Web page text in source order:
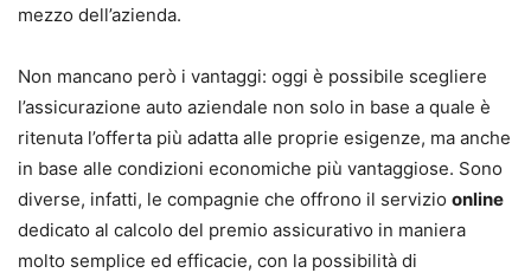
mezzo dell’azienda.
Non mancano però i vantaggi: oggi è possibile scegliere
l’assicurazione auto aziendale non solo in base a quale è
ritenuta l’offerta più adatta alle proprie esigenze, ma anche
in base alle condizioni economiche più vantaggiose. Sono
diverse, infatti, le compagnie che offrono il servizio online
dedicato al calcolo del premio assicurativo in maniera
molto semplice ed efficacie, con la possibilità di